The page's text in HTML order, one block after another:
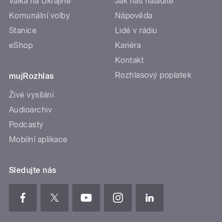
Komunální volby
Stanice
eShop
mujRozhlas
Živé vysílání
Audioarchiv
Podcasty
Mobilní aplikace
Nápověda
Lidé v rádiu
Kariéra
Kontakt
Rozhlasový poplatek
Sledujte nás